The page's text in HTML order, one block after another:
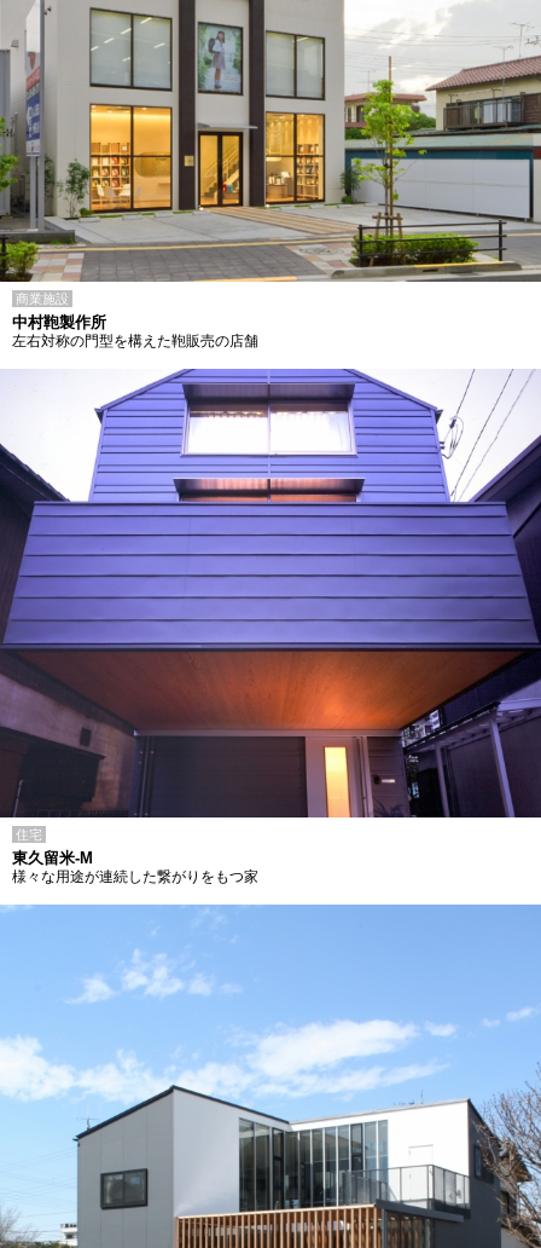
商業施設
中村鞄製作所
左右対称の門型を構えた鞄販売の店舗
住宅
東久留米-M
様々な用途が連続した繋がりをもつ家